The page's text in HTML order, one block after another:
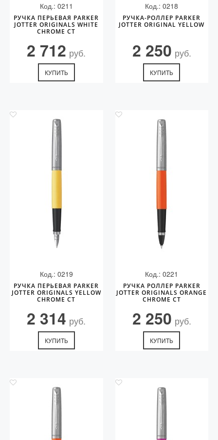
Код.: 0211
РУЧКА ПЕРЬЕВАЯ PARKER
JOTTER ORIGINALS WHITE
CHROME CT
2 712 руб.
КУПИТЬ
Код.: 0218
РУЧКА-РОЛЛЕР PARKER
JOTTER ORIGINAL YELLOW
2 250 руб.
КУПИТЬ
Код.: 0219
РУЧКА ПЕРЬЕВАЯ PARKER
JOTTER ORIGINALS YELLOW
CHROME CT
2 314 руб.
КУПИТЬ
Код.: 0221
РУЧКА РОЛЛЕР PARKER
JOTTER ORIGINALS ORANGE
CHROME CT
2 250 руб.
КУПИТЬ